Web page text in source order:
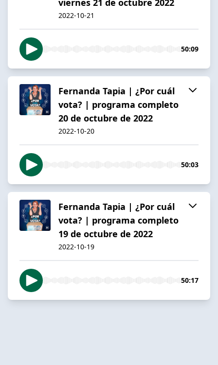
2022-10-21
50:09
Fernanda Tapia | ¿Por cuál
vota? | programa completo
20 de octubre de 2022
2022-10-20
50:03
Fernanda Tapia | ¿Por cuál
vota? | programa completo
19 de octubre de 2022
2022-10-19
50:17